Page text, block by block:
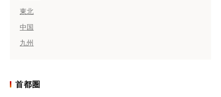
東北
中国
九州
首都圏